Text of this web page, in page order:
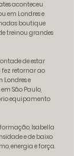
aconteceu
em Londres e
boutique
treinou grandes
de estar
retornar ao
Londrese
São Paulo,
equipamento
Isabella
e de baixo
energia e força.